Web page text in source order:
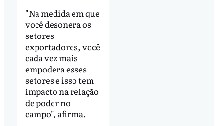
"Na medida em que
você desonera os
setores
exportadores, você
cada vez mais
empodera esses
setores e isso tem
impacto na relação
de poder no
campo", afirma.